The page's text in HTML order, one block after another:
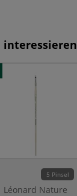
interessieren
5 Pinsel
Léonard Nature